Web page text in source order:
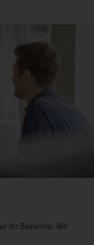
Ihr Bedürfnis. Wir